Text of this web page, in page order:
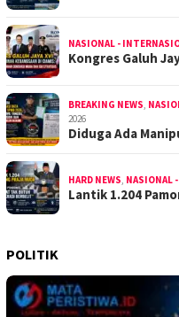
NASIONAL -
Kongres Galuh
BREAKING NEWS,
2026
Diduga Ada
HARD NEWS, NASIONAL
Lantik 1.204
POLITIK